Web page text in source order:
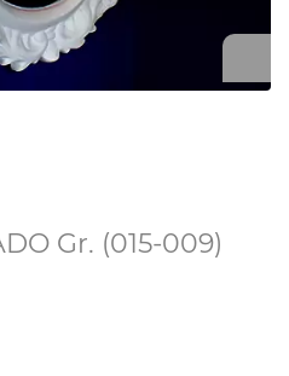
Gr. (015-009)